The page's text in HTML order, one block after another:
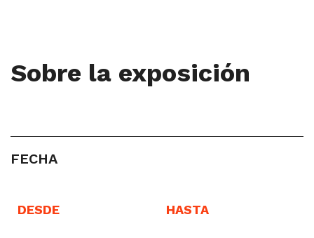
Sobre la exposición
FECHA
DESDE HASTA